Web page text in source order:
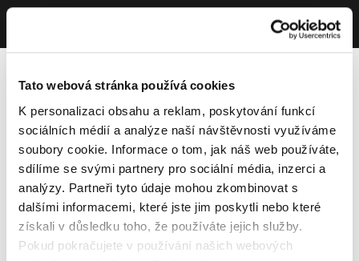
Tato webová stránka používá cookies
K personalizaci obsahu a reklam, poskytování funkcí
sociálních médií a analýze naší návštěvnosti využíváme
soubory cookie. Informace o tom, jak náš web používáte,
sdílíme se svými partnery pro sociální média, inzerci a
analýzy. Partneři tyto údaje mohou zkombinovat s
dalšími informacemi, které jste jim poskytli nebo které
získali v důsledku toho, že používáte jejich služby.
Pokud pokračujete v používání našich webových